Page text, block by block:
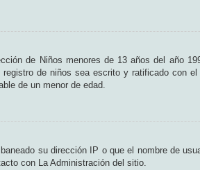
de Niños menores de 13 años del año
de niños sea escrito y ratificado con
de un menor de edad.
su dirección IP o que el nombre de
con La Administración del sitio.